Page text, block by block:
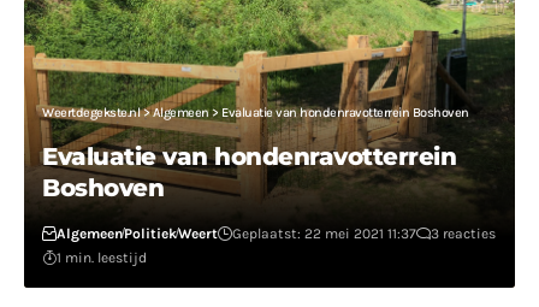
Weertdegekste.nl>Algemeen>Evaluatie van hondenravotterrein Boshoven
Evaluatie van hondenravotterrein
Boshoven
AlgemeenPolitiekWeert Geplaatst: 22 mei 2021 11:37
3 reacties
1 min. leestijd